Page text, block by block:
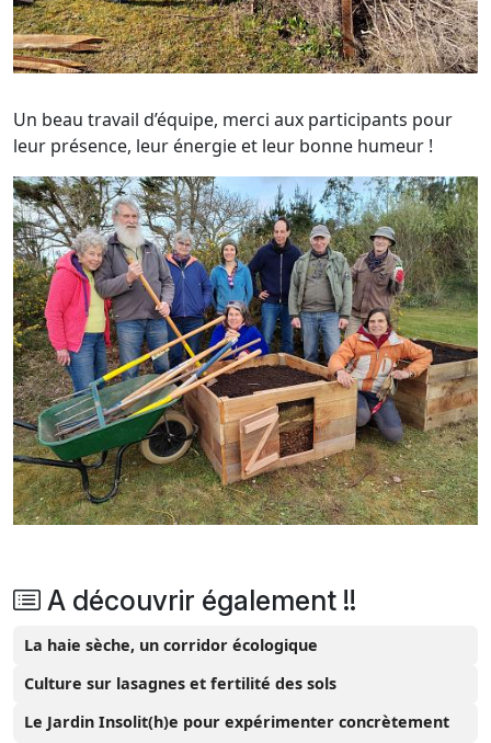
Un beau travail d’équipe, merci aux participants pour
leur présence, leur énergie et leur bonne humeur !
A découvrir également !!
La haie sèche, un corridor écologique
Culture sur lasagnes et fertilité des sols
Le Jardin Insolit(h)e pour expérimenter concrètement